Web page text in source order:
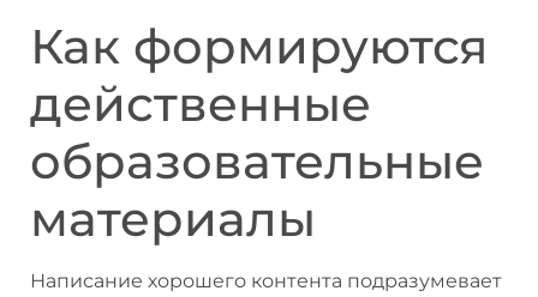
Как формируются
действенные
образовательные
материалы
Написание хорошего контента подразумевает